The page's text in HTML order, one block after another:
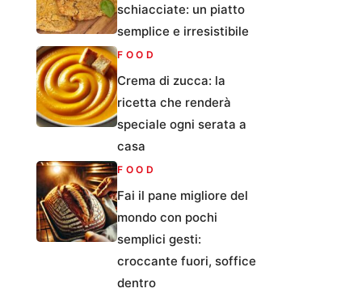
schiacciate: un piatto
semplice e irresistibile
FOOD
Crema di zucca: la
ricetta che renderà
speciale ogni serata a
casa
FOOD
Fai il pane migliore del
mondo con pochi
semplici gesti:
croccante fuori, soffice
dentro